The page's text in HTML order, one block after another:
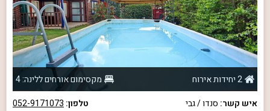
2 יחידות אירוח
מקסימום אורחים ללינה: 4
איש קשר: סנדו / גבי טלפון: 052-9171073